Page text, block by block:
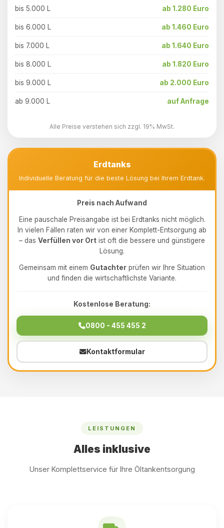
bis 5.000 L ab 1.280 Euro
bis 6.000 L ab 1.460 Euro
bis 7.000 L ab 1.640 Euro
bis 8.000 L ab 1.820 Euro
bis 9.000 L ab 2.000 Euro
ab 9.000 L auf Anfrage
Alle Preise verstehen sich zzgl. 19% MwSt.
Erdtanks
Individuelle Beratung für die beste Lösung bei Ihrem Erdtank.
Preis nach Aufwand
Eine pauschale Preisangabe ist bei Erdtanks nicht möglich.
In vielen Fällen raten wir von einer Komplett-Entsorgung ab
– das Verfüllen vor Ort ist oft die bessere und günstigere
Lösung.
Gemeinsam mit einem Gutachter prüfen wir Ihre Situation
und finden die wirtschaftlichste Variante.
Kostenlose Beratung:
0800 - 455 455 2
Kontaktformular
LEISTUNGEN
Alles inklusive
Unser Komplettservice für Ihre Öltankentsorgung